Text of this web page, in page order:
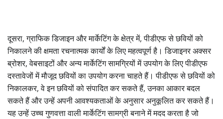
दूसरा, ग्राफिक डिजाइन और मार्केटिंग के क्षेत्र में, पीडीएफ से छवियों को
निकालने की क्षमता रचनात्मक कार्यों के लिए महत्वपूर्ण है। डिजाइनर अक्सर
ब्रोशर, वेबसाइटों और अन्य मार्केटिंग सामग्रियों में उपयोग के लिए पीडीएफ
दस्तावेजों में मौजूद छवियों का उपयोग करना चाहते हैं। पीडीएफ से छवियों को
निकालकर, वे इन छवियों को संपादित कर सकते हैं, उनका आकार बदल
सकते हैं और उन्हें अपनी आवश्यकताओं के अनुसार अनुकूलित कर सकते हैं।
यह उन्हें उच्च गुणवत्ता वाली मार्केटिंग सामग्री बनाने में मदद करता है जो